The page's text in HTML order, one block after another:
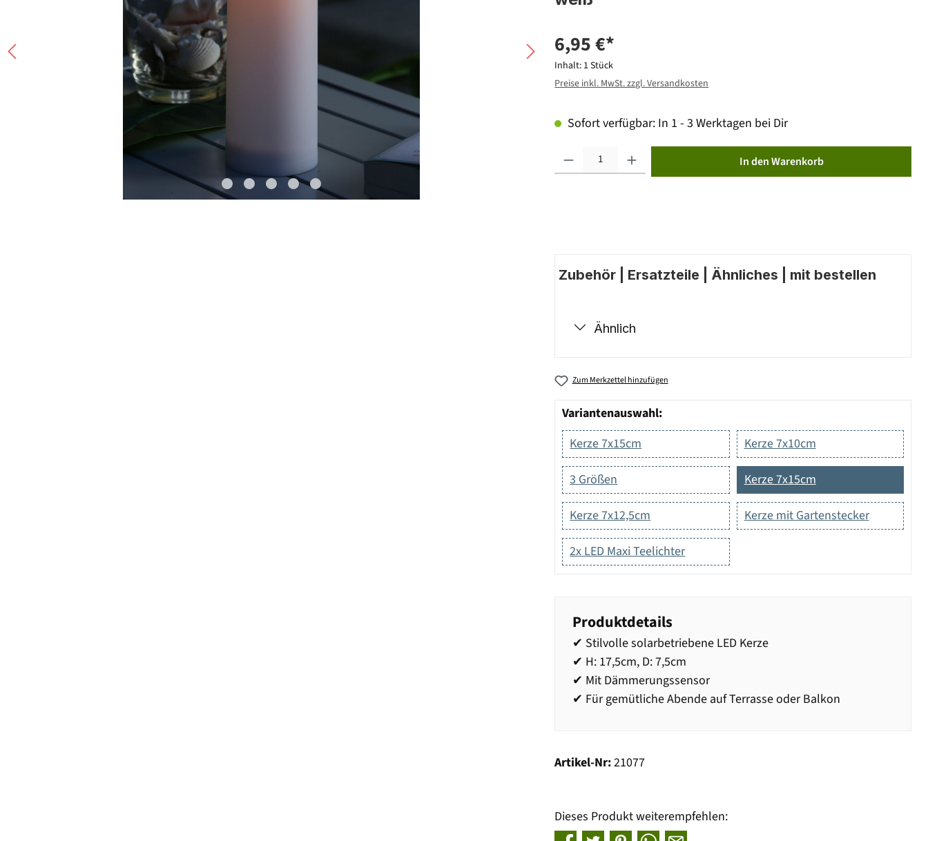
6,95 €*
Inhalt: 1 Stück
Preise inkl. MwSt. zzgl. Versandkosten
Sofort verfügbar: In 1 - 3 Werktagen bei Dir
In den Warenkorb
Zubehör | Ersatzteile | Ähnliches | mit bestellen
Ähnlich
Zum Merkzettel hinzufügen
Variantenauswahl:
Kerze 7x15cm
Kerze 7x10cm
3 Größen Kerze 7x15cm
Kerze 7x12,5cm Kerze mit Gartenstecker
2x LED Maxi Teelichter
Produktdetails
✔ Stilvolle solarbetriebene LED Kerze
✔ H: 17,5cm, D: 7,5cm
✔ Mit Dämmerungssensor
✔ Für gemütliche Abende auf Terrasse oder Balkon
Artikel-Nr:21077
Dieses Produkt weiterempfehlen: